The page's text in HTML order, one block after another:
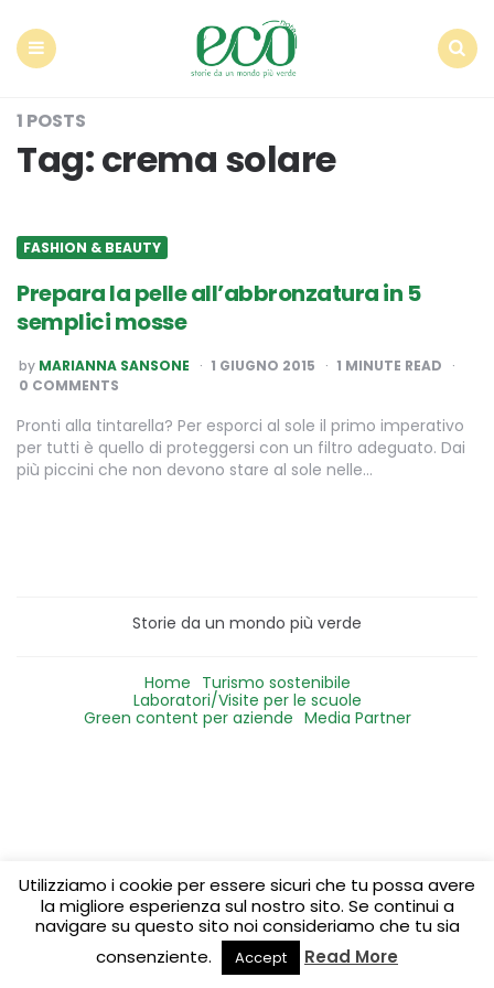
1 POSTS
Tag:crema solare
FASHION & BEAUTY
Prepara la pelle all’abbronzatura in 5
semplici mosse
POSTED
BY
by MARIANNA SANSONE 1 GIUGNO 2015 1 MINUTE READ
0 COMMENTS
Pronti alla tintarella? Per esporci al sole il primo imperativo
per tutti è quello di proteggersi con un filtro adeguato. Dai
più piccini che non devono stare al sole nelle…
Storie da un mondo più verde
Home Turismo sostenibile
Laboratori/Visite per le scuole
Green content per aziende Media Partner
Utilizziamo i cookie per essere sicuri che tu possa avere
la migliore esperienza sul nostro sito. Se continui a
navigare su questo sito noi consideriamo che tu sia
consenziente.
Accept Read More